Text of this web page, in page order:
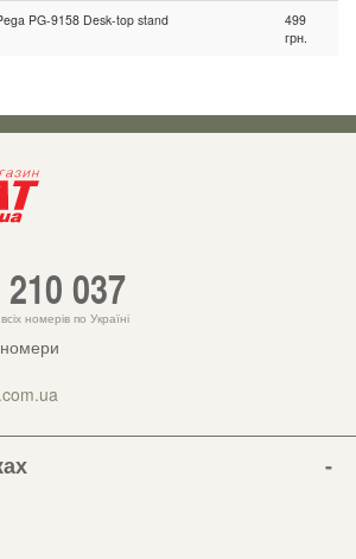
PG-9158 Desk-top stand
499
грн.
037
номерів по Україні
номери